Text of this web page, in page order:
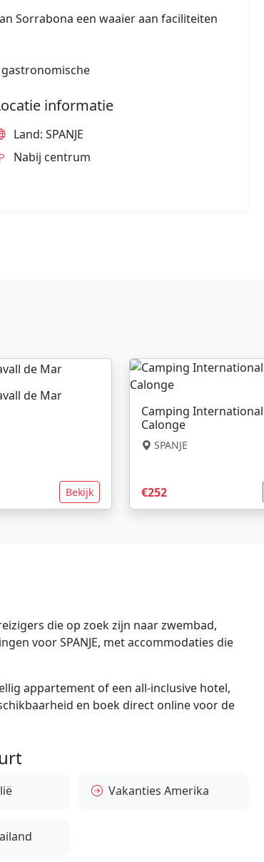
Sorrabona een waaier aan faciliteiten
informatie
Land: SPANJE
Nabij centrum
de Mar
Bekijk
Camping
Calonge
SPANJE
€252
die op zoek zijn naar zwembad,
voor SPANJE, met accommodaties die
appartement of een all-inclusive hotel,
en boek direct online voor de
Vakanties Amerika